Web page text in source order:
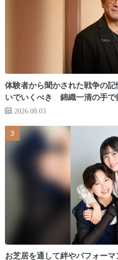
体験者から聞かされた戦争の
いでいくべき 錦織一清の手で
2026.08.03
お芝居を通して絆やパフォー